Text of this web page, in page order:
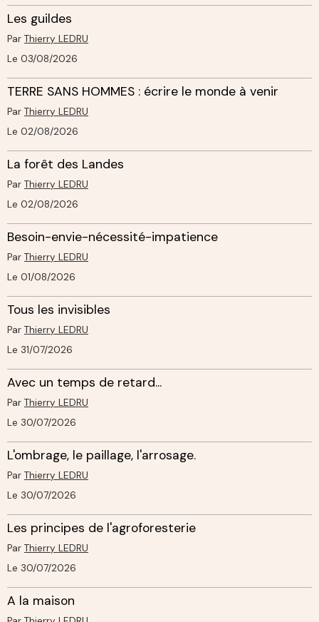
Les guildes
Par Thierry LEDRU
Le 03/08/2026
TERRE SANS HOMMES : écrire le monde à venir
Par Thierry LEDRU
Le 02/08/2026
La forêt des Landes
Par Thierry LEDRU
Le 02/08/2026
Besoin-envie-nécessité-impatience
Par Thierry LEDRU
Le 01/08/2026
Tous les invisibles
Par Thierry LEDRU
Le 31/07/2026
Avec un temps de retard...
Par Thierry LEDRU
Le 30/07/2026
L'ombrage, le paillage, l'arrosage.
Par Thierry LEDRU
Le 30/07/2026
Les principes de l'agroforesterie
Par Thierry LEDRU
Le 30/07/2026
A la maison